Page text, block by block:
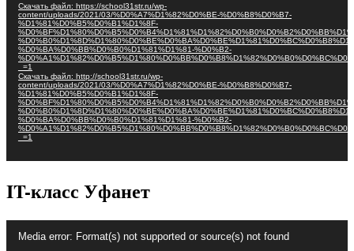
Скачать файл: https://school31str.ru/wp-
content/uploads/2021/03/%D0%A7%D1%82%D0%BE-%D0%B8%D0%B7-
%D1%81%D0%B5%D0%B1%D1%8F-
%D0%BA%D0%BB%D0%B0%D1%81%D1%81-%D0%B2-
_=1
Скачать файл: http://school31str.ru/wp-
content/uploads/2021/03/%D0%A7%D1%82%D0%BE-%D0%B8%D0%B7-
%D1%81%D0%B5%D0%B1%D1%8F-
%D0%BA%D0%BB%D0%B0%D1%81%D1%81-%D0%B2-
_=1
IT-класс Уфанет
Media error: Format(s) not supported or source(s) not found